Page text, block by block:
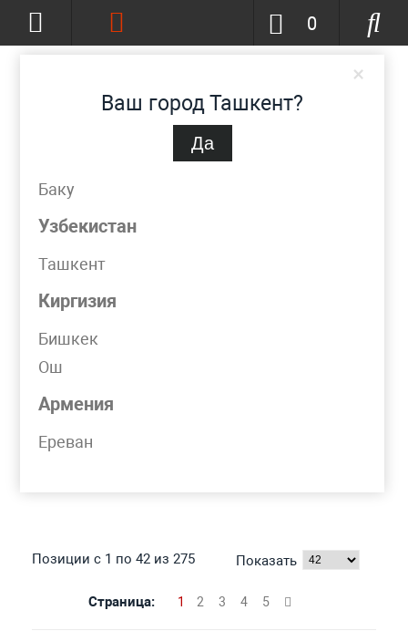
×
Ваш город Ташкент?
Да
Баку
Узбекистан
Ташкент
Киргизия
Бишкек
Ош
Армения
Ереван
0
КАТАЛОГ
РАДИАТОРЫ
Позиции с 1 по 42 из 275 Показать
Страница: 1 2 3 4 5